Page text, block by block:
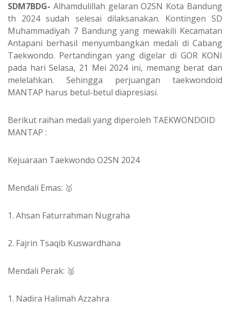
SDM7BDG- Alhamdulillah gelaran O2SN Kota Bandung
th 2024 sudah selesai dilaksanakan. Kontingen SD
Muhammadiyah 7 Bandung yang mewakili Kecamatan
Antapani berhasil menyumbangkan medali di Cabang
Taekwondo. Pertandingan yang digelar di GOR KONI
pada hari Selasa, 21 Mei 2024 ini, memang berat dan
melelahkan. Sehingga perjuangan taekwondoid
MANTAP harus betul-betul diapresiasi.
Berikut raihan medali yang diperoleh TAEKWONDOID
MANTAP :
Kejuaraan Taekwondo O2SN 2024
Mendali Emas: 🥇
1. Ahsan Faturrahman Nugraha
2. Fajrin Tsaqib Kuswardhana
Mendali Perak: 🥈
1. Nadira Halimah Azzahra